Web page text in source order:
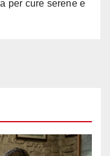
per cure serene e